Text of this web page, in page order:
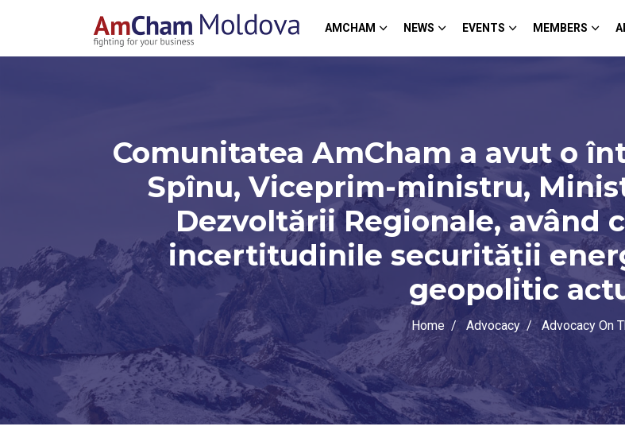
AMCHAM NEWS EVENTS MEMBERS
Comunitatea AmCham a avut o
Spînu, Viceprim-ministru,
Dezvoltării Regionale, având
incertitudinile securității
geopolitic
Home Advocacy Advocacy On